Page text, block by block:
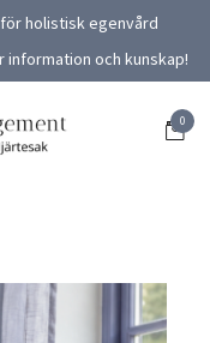
holistisk egenvård
och kunskap!
0